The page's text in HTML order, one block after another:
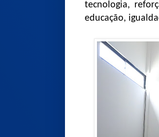
tecnologia,
educação,